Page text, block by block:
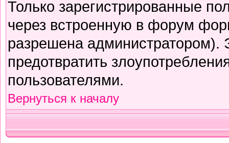
Только зарегистрированные
через встроенную в форум
разрешена администратором).
предотвратить
пользователями.
Вернуться к началу